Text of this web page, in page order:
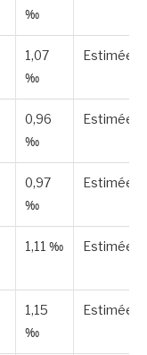
‰
1,07
‰
Estimée
0,96
‰
Estimée
0,97
‰
Estimée
1,11 ‰ Estimée
1,15
‰
Estimée